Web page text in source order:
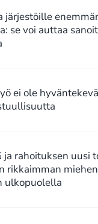
järjestöille
se voi auttaa
ei ole
ja rahoituksen uusi
rikkaimman
ulkopuolella